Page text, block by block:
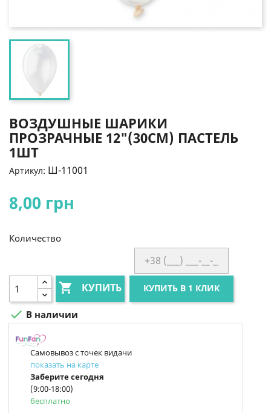
ВОЗДУШНЫЕ ШАРИКИ
ПРОЗРАЧНЫЕ 12"(30СМ) ПАСТЕЛЬ
1ШТ
Артикул: Ш-11001
8,00 грн
Количество
 КУПИТЬ КУПИТЬ В 1 КЛИК
 В наличии
Самовывоз с точек видачи
показать на карте
Заберите сегодня
(9:00-18:00)
бесплатно